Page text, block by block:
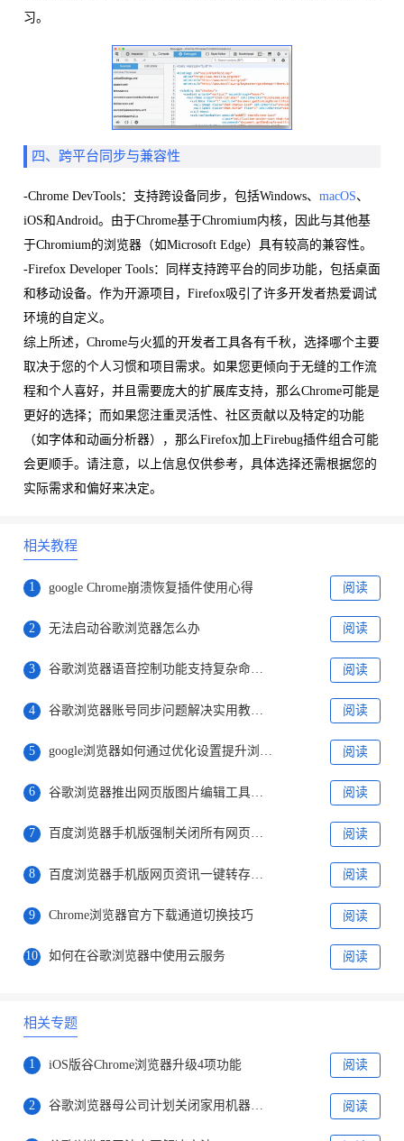
习。
四、跨平台同步与兼容性
-Chrome DevTools：支持跨设备同步，包括Windows、 macOS、
iOS和Android。由于Chrome基于Chromium内核，因此与其他基
于Chromium的浏览器（如Microsoft Edge）具有较高的兼容性。
-Firefox Developer Tools：同样支持跨平台的同步功能，包括桌面
和移动设备。作为开源项目，Firefox吸引了许多开发者热爱调试
环境的自定义。
综上所述，Chrome与火狐的开发者工具各有千秋，选择哪个主要
取决于您的个人习惯和项目需求。如果您更倾向于无缝的工作流
程和个人喜好，并且需要庞大的扩展库支持，那么Chrome可能是
更好的选择；而如果您注重灵活性、社区贡献以及特定的功能
（如字体和动画分析器），那么Firefox加上Firebug插件组合可能
会更顺手。请注意，以上信息仅供参考，具体选择还需根据您的
实际需求和偏好来决定。
相关教程
1 google Chrome崩溃恢复插件使用心得 阅读
2 无法启动谷歌浏览器怎么办 阅读
3 谷歌浏览器语音控制功能支持复杂命令实测 阅读
4 谷歌浏览器账号同步问题解决实用教程解析 阅读
5 google浏览器如何通过优化设置提升浏览器速度 阅读
6 谷歌浏览器推出网页版图片编辑工具，提升图片处理能力 阅读
7 百度浏览器手机版强制关闭所有网页声音播放拒绝一切噪音 阅读
8 百度浏览器手机版网页资讯一键转存到系统笔记协同交互 阅读
9 Chrome浏览器官方下载通道切换技巧 阅读
10 如何在谷歌浏览器中使用云服务 阅读
相关专题
1 iOS版谷Chrome浏览器升级4项功能 阅读
2 谷歌浏览器母公司计划关闭家用机器人公司 阅读